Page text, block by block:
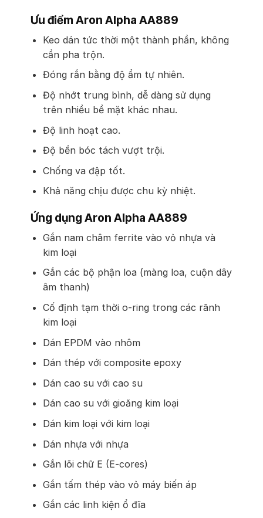
Ưu điểm Aron Alpha AA889
Keo dán tức thời một thành phần, không
cần pha trộn.
Đóng rắn bằng độ ẩm tự nhiên.
Độ nhớt trung bình, dễ dàng sử dụng
trên nhiều bề mặt khác nhau.
Độ linh hoạt cao.
Độ bền bóc tách vượt trội.
Chống va đập tốt.
Khả năng chịu được chu kỳ nhiệt.
Ứng dụng Aron Alpha AA889
Gắn nam châm ferrite vào vỏ nhựa và
kim loại
Gắn các bộ phận loa (màng loa, cuộn dây
âm thanh)
Cố định tạm thời o-ring trong các rãnh
kim loại
Dán EPDM vào nhôm
Dán thép với composite epoxy
Dán cao su với cao su
Dán cao su với gioăng kim loại
Dán kim loại với kim loại
Dán nhựa với nhựa
Gắn lõi chữ E (E-cores)
Gắn tấm thép vào vỏ máy biến áp
Gắn các linh kiện ổ đĩa